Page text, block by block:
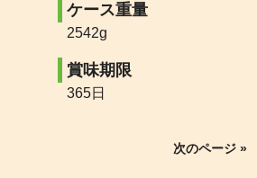
ケース重量
2542g
賞味期限
365日
次のページ »